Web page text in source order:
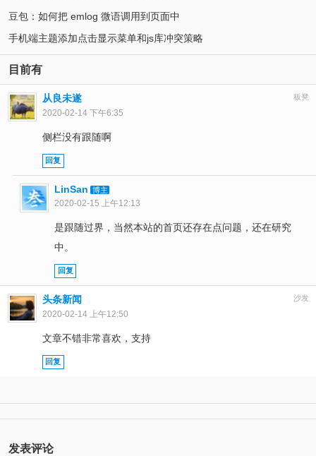
豆包：如何把 emlog 微语调用到页面中
手机端主题添加点击显示菜单和js库冲突策略
目前有
板凳
从良未遂
2020-02-14 下午6:35
侧栏没有跟随啊
回复
LinSan 博主
2020-02-15 上午12:13
是跟随过界，当然本站的首页还存在点问题，还在研究
中。
回复
沙发
头条新闻
2020-02-14 上午12:50
文章不错非常喜欢，支持
回复
发表评论